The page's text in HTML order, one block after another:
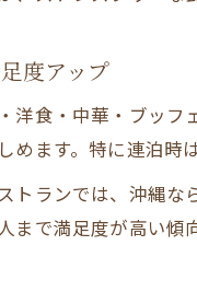
旅の
度アップ
洋食・中華・ブッ
めます。特に連泊
トランでは、沖縄
まで満足度が高い